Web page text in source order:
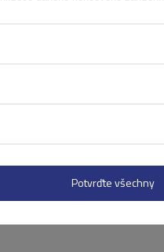
AERO
Potvrďte všechny